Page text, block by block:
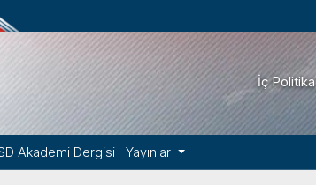
İç Politika
Akademi Dergisi Yayınlar